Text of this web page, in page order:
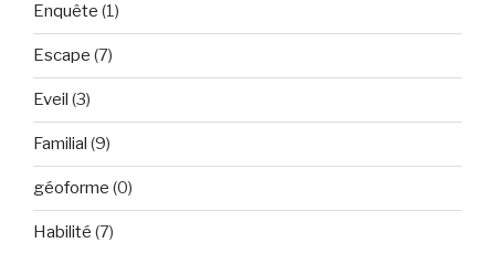
Enquête (1)
Escape (7)
Eveil (3)
Familial (9)
géoforme (0)
Habilité (7)